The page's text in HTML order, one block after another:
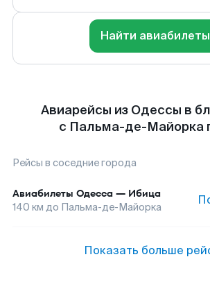
Найти авиабилеты
Авиарейсы из Одессы в
с Пальма-де-Майорка
Рейсы в соседние города
Авиабилеты Одесса — Ибица
140 км до Пальма-де-Майорка
Показать больше